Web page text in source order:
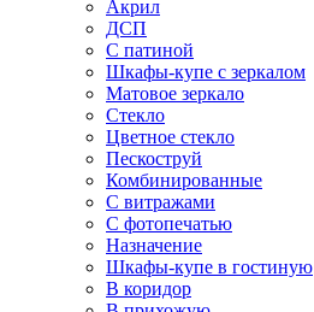
Акрил
ДСП
С патиной
Шкафы-купе с зеркалом
Матовое зеркало
Стекло
Цветное стекло
Пескоструй
Комбинированные
С витражами
С фотопечатью
Назначение
Шкафы-купе в гостиную
В коридор